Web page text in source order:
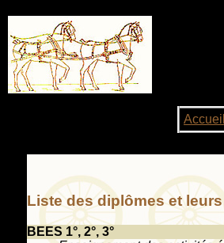
Accueil
Liste des diplômes et
BEES 1°, 2°, 3°